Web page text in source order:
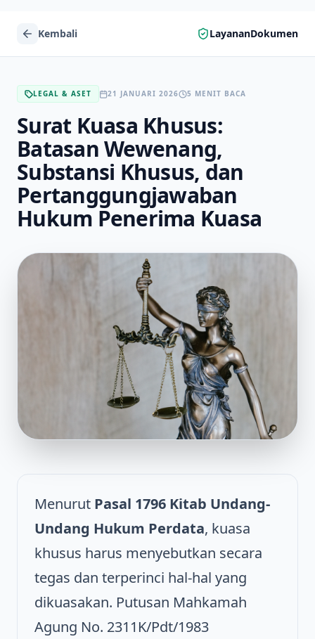
Kembali LayananDokumen
LEGAL & ASET 21 JANUARI 2026 5 MENIT BACA
Surat Kuasa Khusus:
Batasan Wewenang,
Substansi Khusus, dan
Pertanggungjawaban
Hukum Penerima Kuasa
Menurut Pasal 1796 Kitab Undang-
Undang Hukum Perdata, kuasa
khusus harus menyebutkan secara
tegas dan terperinci hal-hal yang
dikuasakan. Putusan Mahkamah
Agung No. 2311K/Pdt/1983